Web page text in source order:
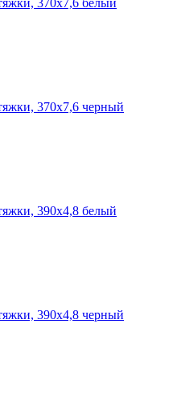
370х7,6 белый
370х7,6 черный
390х4,8 белый
390х4,8 черный